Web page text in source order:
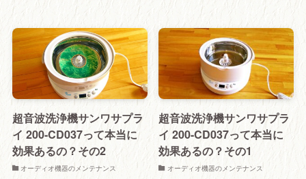
超音波洗浄機サンワサプラ
イ 200-CD037って本当に
効果あるの？その2
オーディオ機器のメンテナンス
超音波洗浄機サンワサプラ
イ 200-CD037って本当に
効果あるの？その1
オーディオ機器のメンテナンス